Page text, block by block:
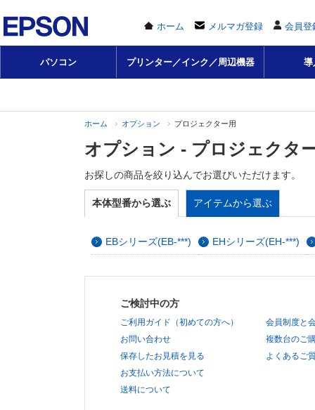
ホーム メルマガ登録 会員登
パソコン プリンター／インク／周辺機器 導
ホーム オプション プロジェクター用
オプション - プロジェクタ
お探しの商品を絞り込んでお選びいただけます。
本体型番から選ぶ アイテムから選ぶ
EBシリーズ(EB-***) EHシリーズ(EH-***)
ご検討中の方
ご利用ガイド（初めての方へ）
お問い合わせ
保存したお見積を見る
お支払い方法について
送料について
会員制度と
複数台のご
よくあるご